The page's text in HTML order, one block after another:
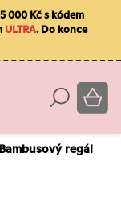
000 Kč s kódem
ULTRA. Do konce
regál